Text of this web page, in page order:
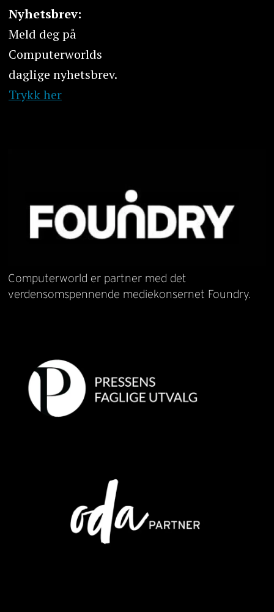
Nyhetsbrev:
Meld deg på
Computerworlds
daglige nyhetsbrev.
Trykk her
Computerworld er partner med det
verdensomspennende mediekonsernet Foundry.